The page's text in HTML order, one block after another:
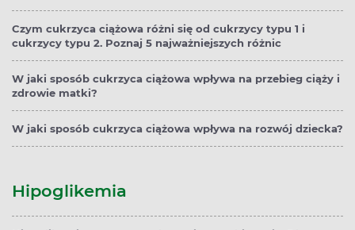
Czym cukrzyca ciążowa różni się od cukrzycy typu 1 i
cukrzycy typu 2. Poznaj 5 najważniejszych różnic
W jaki sposób cukrzyca ciążowa wpływa na przebieg ciąży i
zdrowie matki?
W jaki sposób cukrzyca ciążowa wpływa na rozwój dziecka?
Hipoglikemia